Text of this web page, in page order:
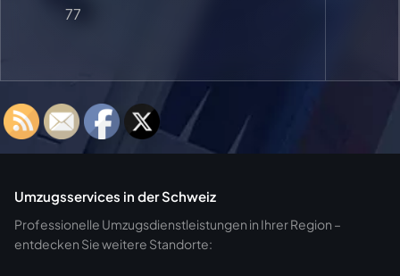
77
Umzugsservices in der Schweiz
Professionelle Umzugsdienstleistungen in Ihrer Region –
entdecken Sie weitere Standorte: